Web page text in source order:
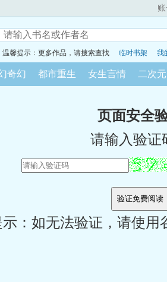
账
温馨提示：更多作品，请搜索查找 临时书架 我
奇幻 都市重生 女生言情 二次元
页面安全
请输入验证
：如无法验证，请使用